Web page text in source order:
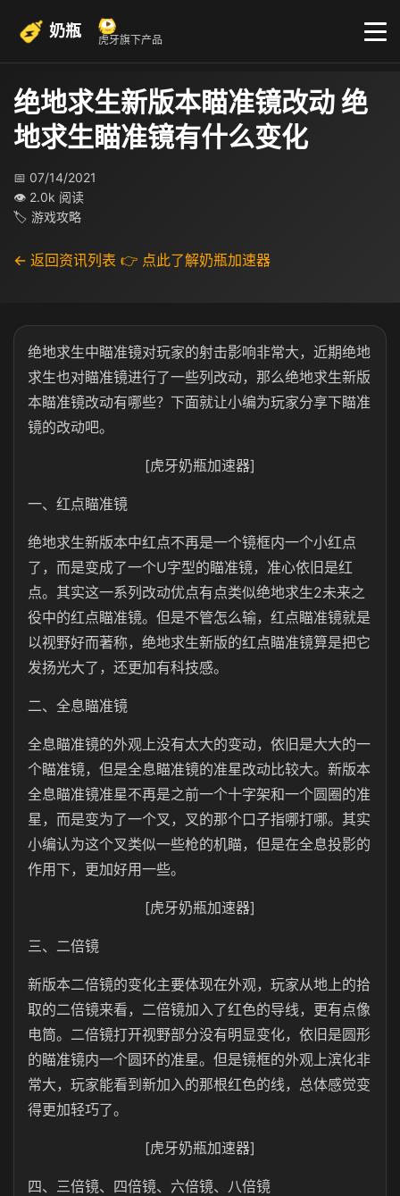
奶瓶 虎牙旗下产品
绝地求生新版本瞄准镜改动 绝
地求生瞄准镜有什么变化
📅 07/14/2021
👁 2.0k 阅读
🏷 游戏攻略
← 返回资讯列表 👉 点此了解奶瓶加速器
绝地求生中瞄准镜对玩家的射击影响非常大，近期绝地
求生也对瞄准镜进行了一些列改动，那么绝地求生新版
本瞄准镜改动有哪些？下面就让小编为玩家分享下瞄准
镜的改动吧。
[虎牙奶瓶加速器]
一、红点瞄准镜
绝地求生新版本中红点不再是一个镜框内一个小红点
了，而是变成了一个U字型的瞄准镜，准心依旧是红
点。其实这一系列改动优点有点类似绝地求生2未来之
役中的红点瞄准镜。但是不管怎么输，红点瞄准镜就是
以视野好而著称，绝地求生新版的红点瞄准镜算是把它
发扬光大了，还更加有科技感。
二、全息瞄准镜
全息瞄准镜的外观上没有太大的变动，依旧是大大的一
个瞄准镜，但是全息瞄准镜的准星改动比较大。新版本
全息瞄准镜准星不再是之前一个十字架和一个圆圈的准
星，而是变为了一个叉，叉的那个口子指哪打哪。其实
小编认为这个叉类似一些枪的机瞄，但是在全息投影的
作用下，更加好用一些。
[虎牙奶瓶加速器]
三、二倍镜
新版本二倍镜的变化主要体现在外观，玩家从地上的拾
取的二倍镜来看，二倍镜加入了红色的导线，更有点像
电筒。二倍镜打开视野部分没有明显变化，依旧是圆形
的瞄准镜内一个圆环的准星。但是镜框的外观上滨化非
常大，玩家能看到新加入的那根红色的线，总体感觉变
得更加轻巧了。
[虎牙奶瓶加速器]
四、三倍镜、四倍镜、六倍镜、八倍镜